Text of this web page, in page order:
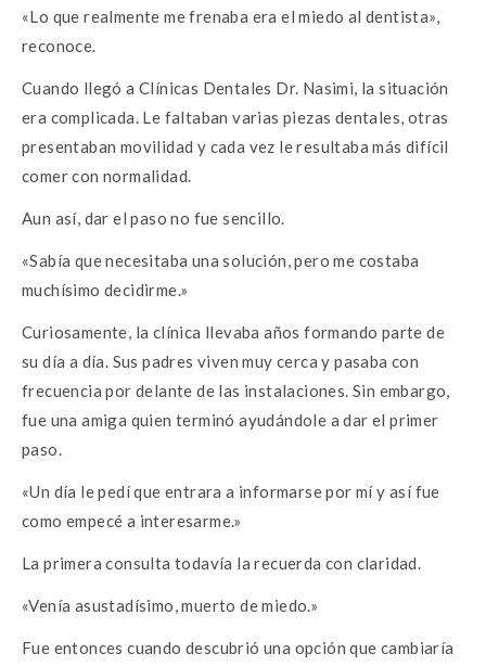
«Lo que realmente me frenaba era el miedo al dentista»,
reconoce.
Cuando llegó a Clínicas Dentales Dr. Nasimi, la situación
era complicada. Le faltaban varias piezas dentales, otras
presentaban movilidad y cada vez le resultaba más difícil
comer con normalidad.
Aun así, dar el paso no fue sencillo.
«Sabía que necesitaba una solución, pero me costaba
muchísimo decidirme.»
Curiosamente, la clínica llevaba años formando parte de
su día a día. Sus padres viven muy cerca y pasaba con
frecuencia por delante de las instalaciones. Sin embargo,
fue una amiga quien terminó ayudándole a dar el primer
paso.
«Un día le pedí que entrara a informarse por mí y así fue
como empecé a interesarme.»
La primera consulta todavía la recuerda con claridad.
«Venía asustadísimo, muerto de miedo.»
Fue entonces cuando descubrió una opción que cambiaría